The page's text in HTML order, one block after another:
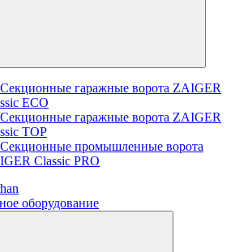
Секционные гаражные ворота ZAIGER
ECO
Секционные гаражные ворота ZAIGER
TOP
Секционные промышленные ворота
Classic PRO
оборудование